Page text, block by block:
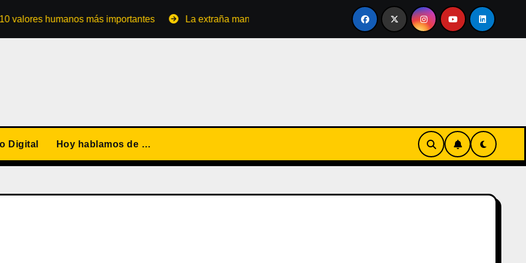
humanos más importantes La extraña manera de convertirse en familia El primer tour de la India Chiquitina
Digital Hoy hablamos de …